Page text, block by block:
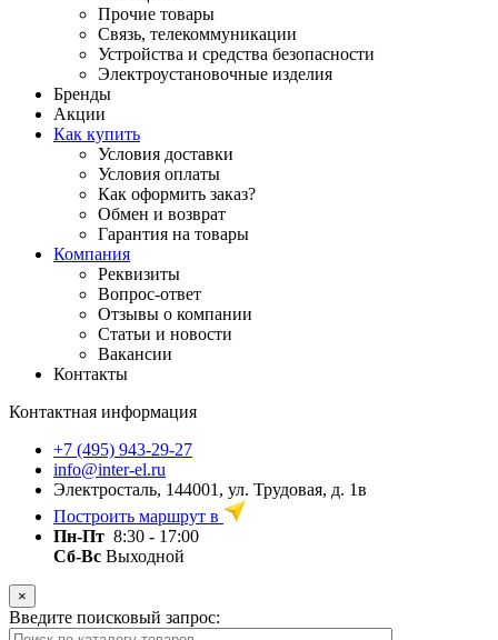
Прочие товары
Связь, телекоммуникации
Устройства и средства безопасности
Электроустановочные изделия
Бренды
Акции
Как купить
Условия доставки
Условия оплаты
Как оформить заказ?
Обмен и возврат
Гарантия на товары
Компания
Реквизиты
Вопрос-ответ
Отзывы о компании
Статьи и новости
Вакансии
Контакты
Контактная информация
+7 (495) 943-29-27
info@inter-el.ru
Электросталь, 144001, ул. Трудовая, д. 1в
Построить маршрут в
Пн-Пт 8:30 - 17:00
Сб-Вс Выходной
×
Введите поисковый запрос: